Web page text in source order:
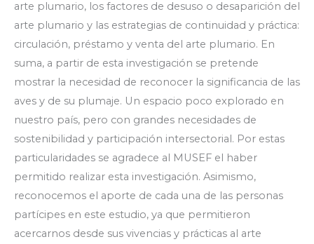
arte plumario, los factores de desuso o desaparición del
arte plumario y las estrategias de continuidad y práctica:
circulación, préstamo y venta del arte plumario. En
suma, a partir de esta investigación se pretende
mostrar la necesidad de reconocer la significancia de las
aves y de su plumaje. Un espacio poco explorado en
nuestro país, pero con grandes necesidades de
sostenibilidad y participación intersectorial. Por estas
particularidades se agradece al MUSEF el haber
permitido realizar esta investigación. Asimismo,
reconocemos el aporte de cada una de las personas
partícipes en este estudio, ya que permitieron
acercarnos desde sus vivencias y prácticas al arte